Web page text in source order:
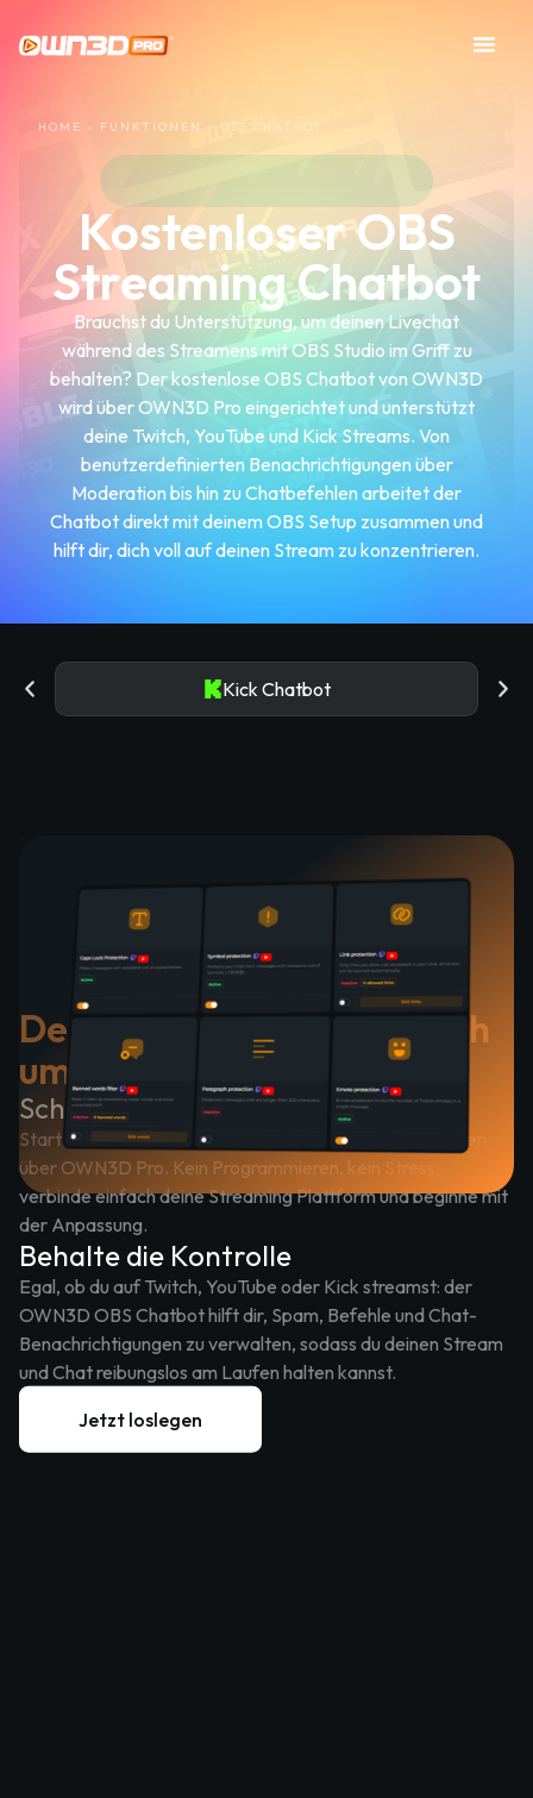
HOME » FUNKTIONEN » OBS CHATBOT
Kostenloser OBS
Streaming Chatbot
Brauchst du Unterstützung, um deinen Livechat
während des Streamens mit OBS Studio im Griff zu
behalten? Der kostenlose OBS Chatbot von OWN3D
wird über OWN3D Pro eingerichtet und unterstützt
deine Twitch, YouTube und Kick Streams. Von
benutzerdefinierten Benachrichtigungen über
Moderation bis hin zu Chatbefehlen arbeitet der
Chatbot direkt mit deinem OBS Setup zusammen und
hilft dir, dich voll auf deinen Stream zu konzentrieren.
Kick Chatbot
Dein Chatbot kümmert sich
um deinen Chat
Schnell eingerichtet
Starte deinen Chatbot für OBS Studio in wenigen Minuten
über OWN3D Pro. Kein Programmieren, kein Stress,
verbinde einfach deine Streaming Plattform und beginne mit
der Anpassung.
Behalte die Kontrolle
Egal, ob du auf Twitch, YouTube oder Kick streamst: der
OWN3D OBS Chatbot hilft dir, Spam, Befehle und Chat-
Benachrichtigungen zu verwalten, sodass du deinen Stream
und Chat reibungslos am Laufen halten kannst.
Jetzt loslegen